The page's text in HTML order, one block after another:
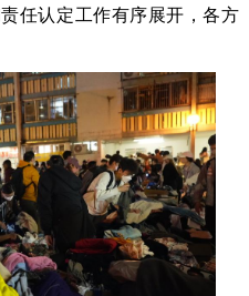
任认定工作有序展开，各方